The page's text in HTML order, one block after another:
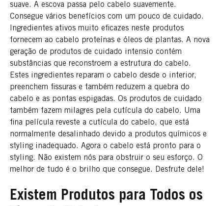
suave. A escova passa pelo cabelo suavemente.
Consegue vários benefícios com um pouco de cuidado.
Ingredientes ativos muito eficazes neste produtos
fornecem ao cabelo proteínas e óleos de plantas. A nova
geração de produtos de cuidado intensio contém
substâncias que reconstroem a estrutura do cabelo.
Estes ingredientes reparam o cabelo desde o interior,
preenchem fissuras e também reduzem a quebra do
cabelo e as pontas espigadas. Os produtos de cuidado
também fazem milagres pela cutícula do cabelo. Uma
fina película reveste a cutícula do cabelo, que está
normalmente desalinhado devido a produtos químicos e
styling inadequado. Agora o cabelo está pronto para o
styling. Não existem nós para obstruir o seu esforço. O
melhor de tudo é o brilho que consegue. Desfrute dele!
Existem Produtos para Todos os